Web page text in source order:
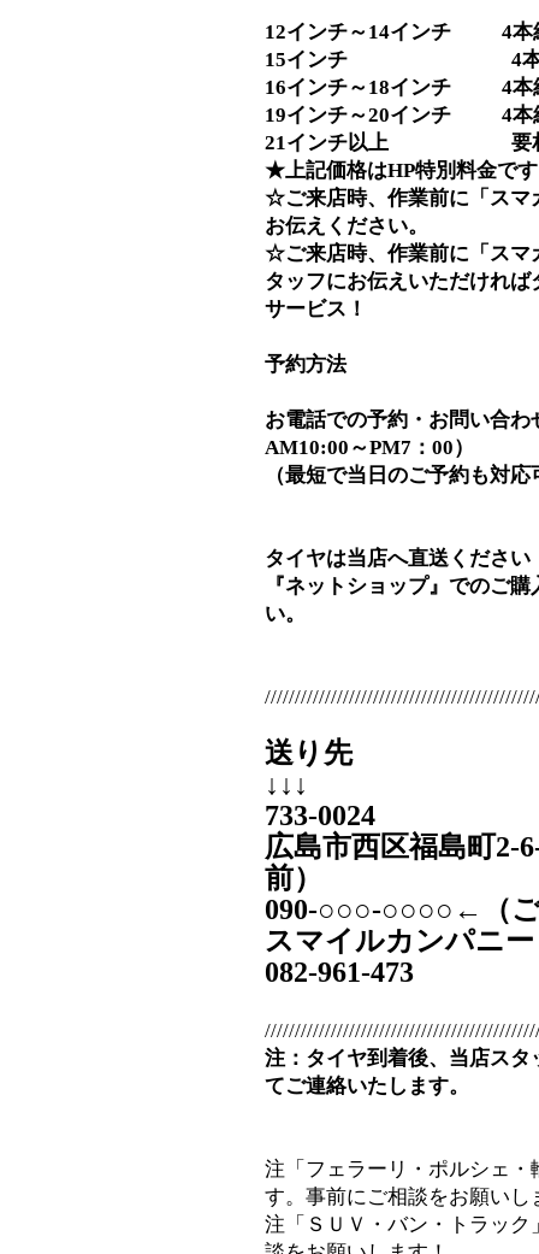
12インチ～14インチ 4本
15インチ 4本組替
16インチ～18インチ 4本
19インチ～20インチ 4本
21インチ以上 要
★上記価格はHP特別料金で
☆ご来店時、作業前に「スマ
お伝えください。
☆ご来店時、作業前に「スマ
タッフにお伝えいただけれ
サービス！
予約方法
お電話での予約・お問い合
AM10:00～PM7：00）
（最短で当日のご予約も対
タイヤは当店へ直送ください
『ネットショップ』でのご
い。
送り先
↓↓↓
733-0024
広島市西区福島町
前）
090‐○○○-○○○○←（
スマイルカンパニー
082-961-473
注：タイヤ到着後、当店ス
てご連絡いたします。
注「フェラーリ・ポルシェ
す。事前にご相談をお願いし
注「ＳＵＶ・バン・トラッ